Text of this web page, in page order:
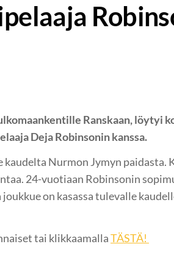
Ranskaan, löytyi
Deja Robinsonin kanssa.
Nurmon Jymyn paidasta.
24-vuotiaan Robinsonin
on kasassa tulevalle
tai klikkaamallaTÄSTÄ!